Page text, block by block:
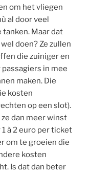
om het vliegen
al door veel
Maar dat
doen? Ze zullen
die zuiniger en
in mee
maken. Die
kosten
op een slot).
ze dan meer winst
à 2 euro per ticket
om te groeien die
kosten
Is dat dan beter